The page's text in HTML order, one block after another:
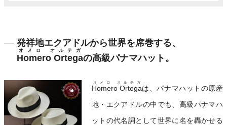
発祥地エクアドルから世界を席巻する、
Homero Ortega
オメロ オルテガ
の高級パナマハット。
Homero Ortega
オメロ オルテガ
は、パナマハットの原産
地・エクアドルの中でも、高級パナマハ
ットの代名詞として世界に名を轟かせる